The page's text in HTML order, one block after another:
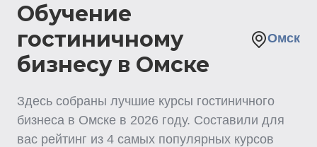
Обучение
гостиничному
бизнесу в Омске
Омск
Здесь собраны лучшие курсы гостиничного
бизнеса в Омске в 2026 году. Составили для
вас рейтинг из 4 самых популярных курсов